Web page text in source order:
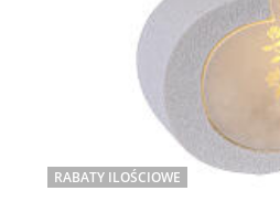
RABATY ILOŚCIOWE